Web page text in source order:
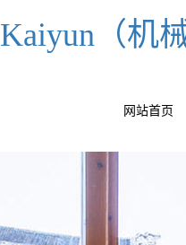
Kaiyun（机
网站首页